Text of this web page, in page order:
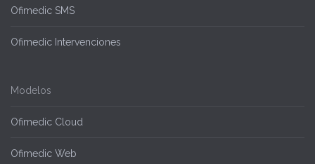
Ofimedic SMS
Ofimedic Intervenciones
Modelos
Ofimedic Cloud
Ofimedic Web